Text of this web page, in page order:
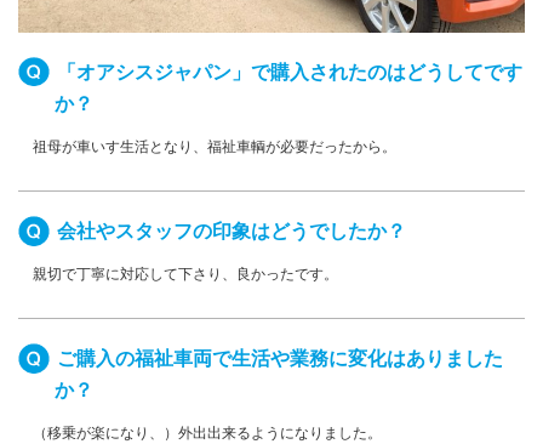
「オアシスジャパン」で購入されたのはどうしてです
か？
祖母が車いす生活となり、福祉車輌が必要だったから。
会社やスタッフの印象はどうでしたか？
親切で丁寧に対応して下さり、良かったです。
ご購入の福祉車両で生活や業務に変化はありました
か？
（移乗が楽になり、）外出出来るようになりました。